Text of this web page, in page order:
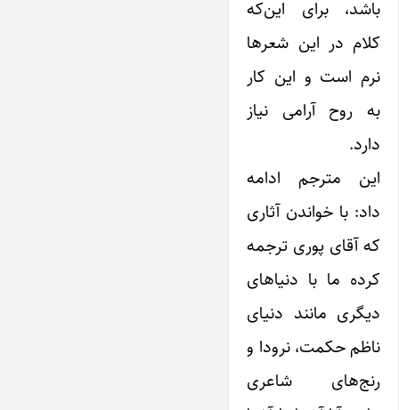
باشد، برای این‌که
کلام در این شعرها
نرم است و این کار
به روح آرامی نیاز
دارد.
این مترجم ادامه
داد: با خواندن آثاری
که آقای پوری ترجمه
کرده ما با دنیاهای
دیگری مانند دنیای
ناظم حکمت، نرودا و
رنج‌های شاعری